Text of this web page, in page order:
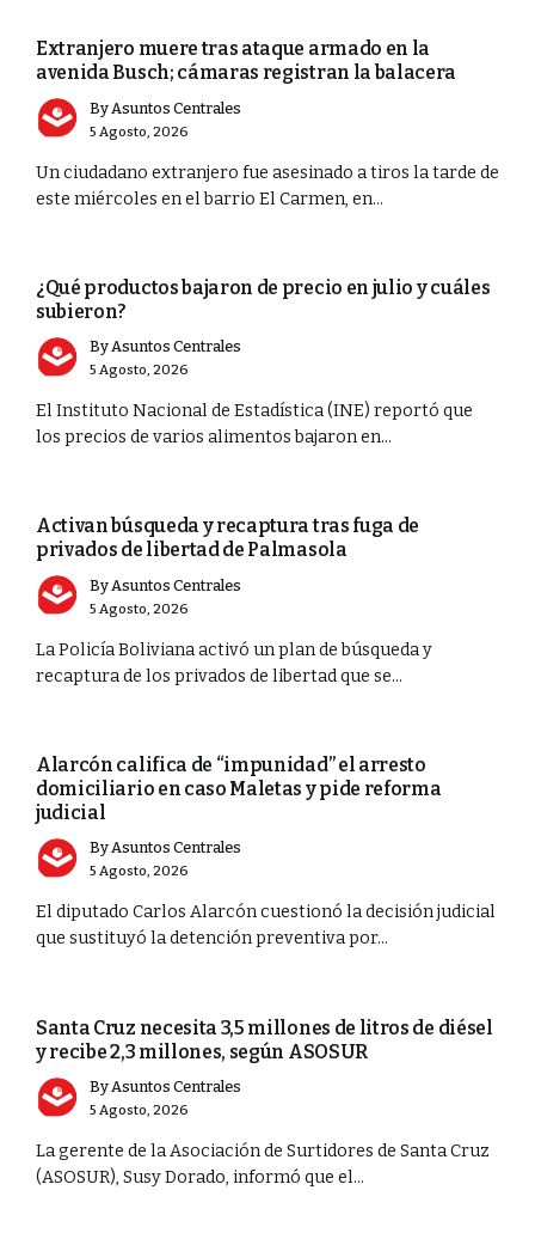
Extranjero muere tras ataque armado en la
avenida Busch; cámaras registran la balacera
By Asuntos Centrales
5 Agosto, 2026
Un ciudadano extranjero fue asesinado a tiros la tarde de
este miércoles en el barrio El Carmen, en...
¿Qué productos bajaron de precio en julio y cuáles
subieron?
ByAsuntos Centrales
5 Agosto, 2026
El Instituto Nacional de Estadística (INE) reportó que
los precios de varios alimentos bajaron en...
Activan búsqueda y recaptura tras fuga de
privados de libertad de Palmasola
By Asuntos Centrales
5 Agosto, 2026
La Policía Boliviana activó un plan de búsqueda y
recaptura de los privados de libertad que se...
Alarcón califica de “impunidad” el arresto
domiciliario en caso Maletas y pide reforma
judicial
ByAsuntos Centrales
5 Agosto, 2026
El diputado Carlos Alarcón cuestionó la decisión judicial
que sustituyó la detención preventiva por...
Santa Cruz necesita 3,5 millones de litros de diésel
y recibe 2,3 millones, según ASOSUR
ByAsuntos Centrales
5 Agosto, 2026
La gerente de la Asociación de Surtidores de Santa Cruz
(ASOSUR), Susy Dorado, informó que el...